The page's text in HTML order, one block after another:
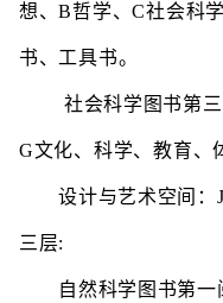
想、B哲学、C社会科
书、工具书。
社会科学图书第三
G文化、科学、教育、
设计与艺术空间：J
三层:
自然科学图书第一